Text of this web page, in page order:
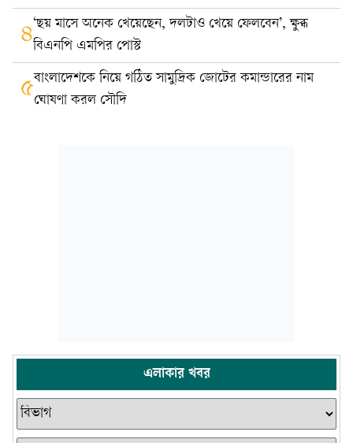
৪‘ছয় মাসে অনেক খেয়েছেন, দলটাও খেয়ে ফেলবেন’, ক্ষুব্ধ
বিএনপি এমপির পোস্ট
৫বাংলাদেশকে নিয়ে গঠিত সামুদ্রিক জোটের কমান্ডারের নাম
ঘোষণা করল সৌদি
এলাকার খবর